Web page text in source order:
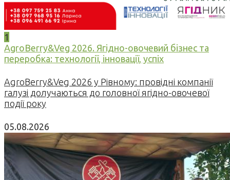
1
AgroBerry&Veg 2026. Ягідно-овочевий бізнес та
переробка: технології, інновації, успіх
AgroBerry&Veg 2026 у Рівному: провідні компанії
галузі долучаються до головної ягідно-овочевої
події року
05.08.2026